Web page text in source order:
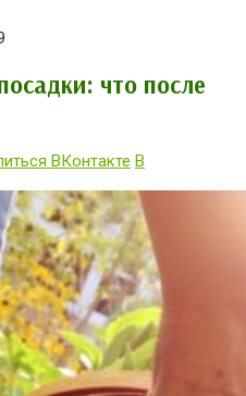
что после
ВКонтакте В